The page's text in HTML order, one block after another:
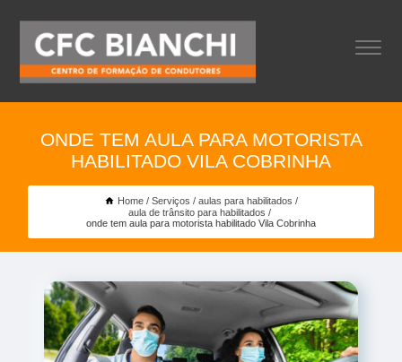
ONDE TEM AULA PARA MOTORISTA
HABILITADO VILA COBRINHA
Home Serviços
aulas para habilitados
aula de trânsito para habilitados
onde tem aula para motorista habilitado Vila Cobrinha